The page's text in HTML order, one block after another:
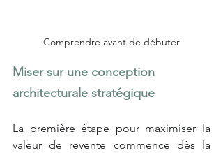
Comprendre avant de débuter
Miser sur une conception
architecturale stratégique
La première étape pour maximiser la
valeur de revente commence dès la